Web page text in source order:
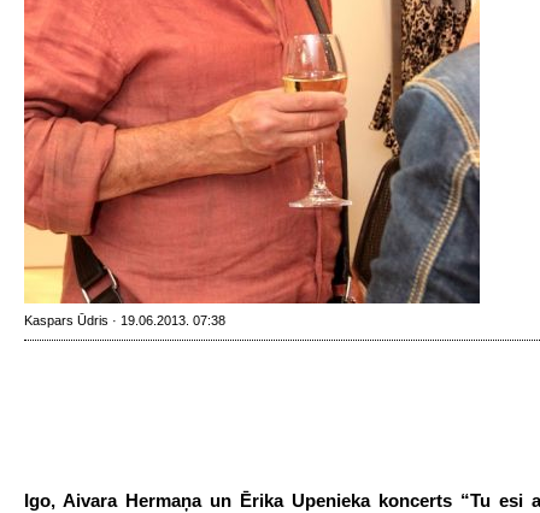
Kaspars Ūdris · 19.06.2013. 07:38
Igo, Aivara Hermaņa un Ērika Upenieka koncerts “Tu esi